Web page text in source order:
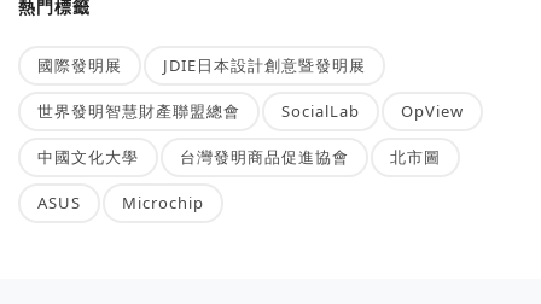
熱門標籤
國際發明展 JDIE日本設計創意暨發明展
世界發明智慧財產聯盟總會 SocialLab OpView
中國文化大學 台灣發明商品促進協會 北市圖
ASUS Microchip